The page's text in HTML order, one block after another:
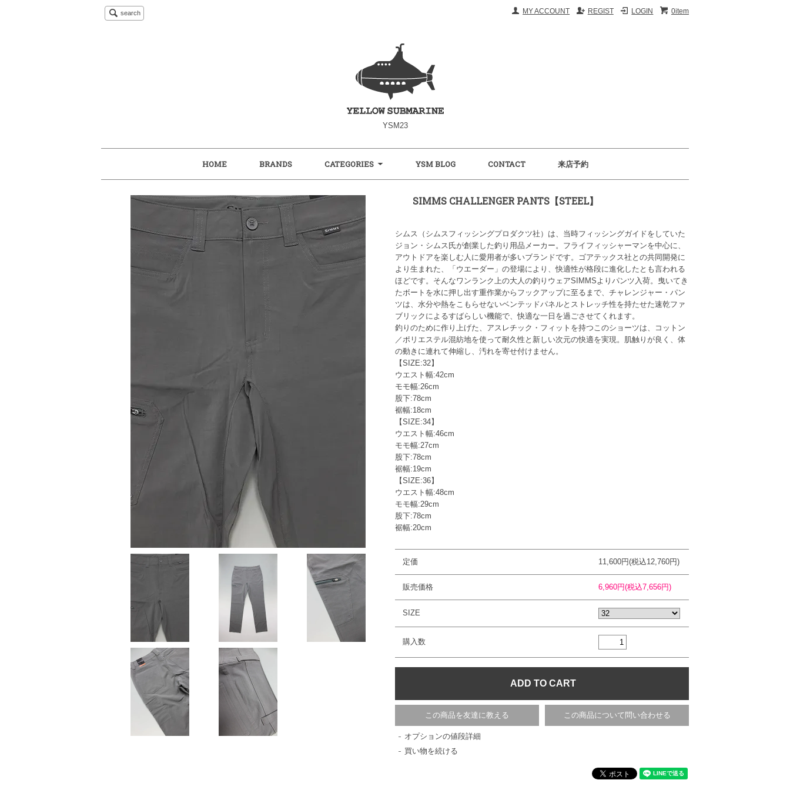
0item
LOGIN
REGIST
MY ACCOUNT
search
YSM23
HOME BRANDS CATEGORIES YSM BLOG CONTACT 来店予約
SIMMS CHALLENGER PANTS【STEEL】
シムス（シムスフィッシングプロダクツ社）は、当時フィッシングガイドをしていた
ジョン・シムス氏が創業した釣り用品メーカー。フライフィッシャーマンを中心に、
アウトドアを楽しむ人に愛用者が多いブランドです。ゴアテックス社との共同開発に
より生まれた、「ウエーダー」の登場により、快適性が格段に進化したとも言われる
ほどです。そんなワンランク上の大人の釣りウェアSIMMSよりパンツ入荷。曳いてき
たボートを水に押し出す重作業からフックアップに至るまで、チャレンジャー・パン
ツは、水分や熱をこもらせないベンテッドパネルとストレッチ性を持たせた速乾ファ
ブリックによるすばらしい機能で、快適な一日を過ごさせてくれます。
釣りのために作り上げた、アスレチック・フィットを持つこのショーツは、コットン
／ポリエステル混紡地を使って耐久性と新しい次元の快適を実現。肌触りが良く、体
の動きに連れて伸縮し、汚れを寄せ付けません。
【SIZE:32】
ウエスト幅:42cm
モモ幅:26cm
股下:78cm
裾幅:18cm
【SIZE:34】
ウエスト幅:46cm
モモ幅:27cm
股下:78cm
裾幅:19cm
【SIZE:36】
ウエスト幅:48cm
モモ幅:29cm
股下:78cm
裾幅:20cm
定価 11,600円(税込12,760円)
販売価格 6,960円(税込7,656円)
SIZE
購入数
この商品を友達に教える この商品について問い合わせる
オプションの値段詳細
買い物を続ける